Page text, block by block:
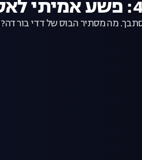
מה מסתיר הבוס של דדי